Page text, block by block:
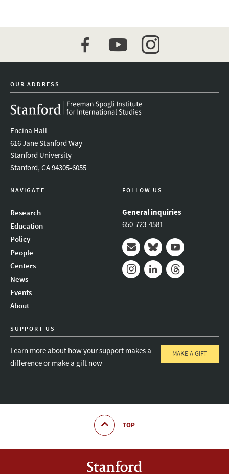
facebookyoutubeinstagram
OUR ADDRESS
Encina Hall
616 Jane Stanford Way
Stanford University
Stanford, CA 94305-6055
NAVIGATE
Research
Education
Policy
People
Centers
News
Events
About
FOLLOW US
General inquiries
650-723-4581
Mail BlueskyYoutube
SUPPORT US
Learn more about how your support makes a
difference or make a gift now
MAKE A GIFT
TOP